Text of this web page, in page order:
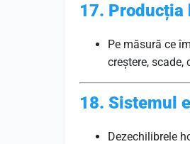
17. Producția
Pe măsură ce
creștere,
18. Sistemul
Dezechilibrele